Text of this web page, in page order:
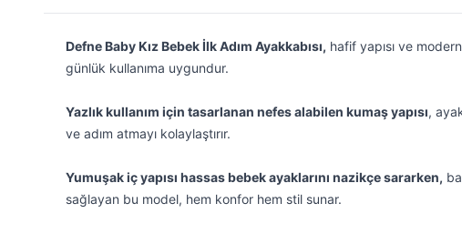
Defne Baby Kız Bebek İlk Adım Ayakkabısı, hafif yapısı ve
günlük kullanıma uygundur.
Yazlık kullanım için tasarlanan nefes alabilen kumaş yapısı,
ve adım atmayı kolaylaştırır.
Yumuşak iç yapısı hassas bebek ayaklarını nazikçe sararken,
sağlayan bu model, hem konfor hem stil sunar.